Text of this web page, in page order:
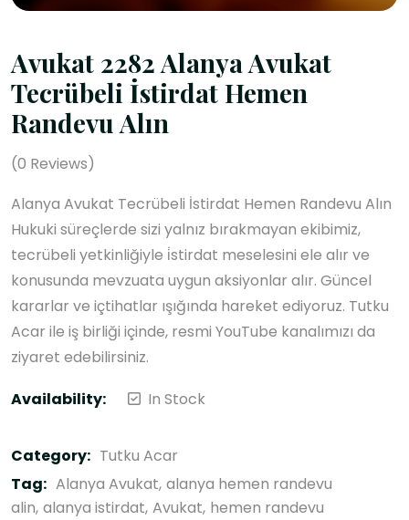
Avukat 2282 Alanya Avukat
Tecrübeli İstirdat Hemen
Randevu Alın
(0 Reviews)
Alanya Avukat Tecrübeli İstirdat Hemen Randevu Alın
Hukuki süreçlerde sizi yalnız bırakmayan ekibimiz,
tecrübeli yetkinliğiyle i̇stirdat meselesini ele alır ve
konusunda mevzuata uygun aksiyonlar alır. Güncel
kararlar ve içtihatlar ışığında hareket ediyoruz. Tutku
Acar ile iş birliği içinde, resmi YouTube kanalımızı da
ziyaret edebilirsiniz.
Availability:
In Stock
Category: Tutku Acar
Tag: Alanya Avukat alanya hemen randevu
alin alanya istirdat Avukat hemen randevu